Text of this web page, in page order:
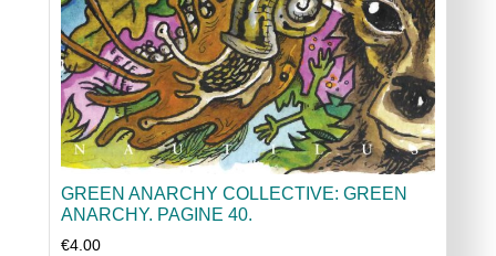
GREEN ANARCHY COLLECTIVE: GREEN
ANARCHY. PAGINE 40.
€4.00